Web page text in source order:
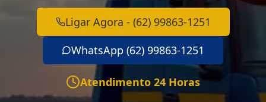
Ligar Agora - (62) 99863-1251
WhatsApp (62) 99863-1251
Atendimento 24 Horas